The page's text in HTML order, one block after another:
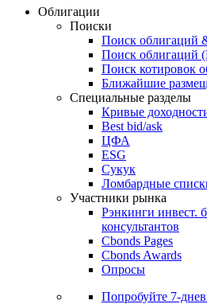
Облигации
Поиски
Поиск облигаций
Поиск облигаций
Поиск котировок
Ближайшие
Специальные разделы
Кривые
Best bid/ask
ЦФА
ESG
Сукук
Ломбардные
Участники рынка
Рэнкинги инвест.
консультантов
Cbonds Pages
Cbonds Awards
Опросы
Попробуйте 7-